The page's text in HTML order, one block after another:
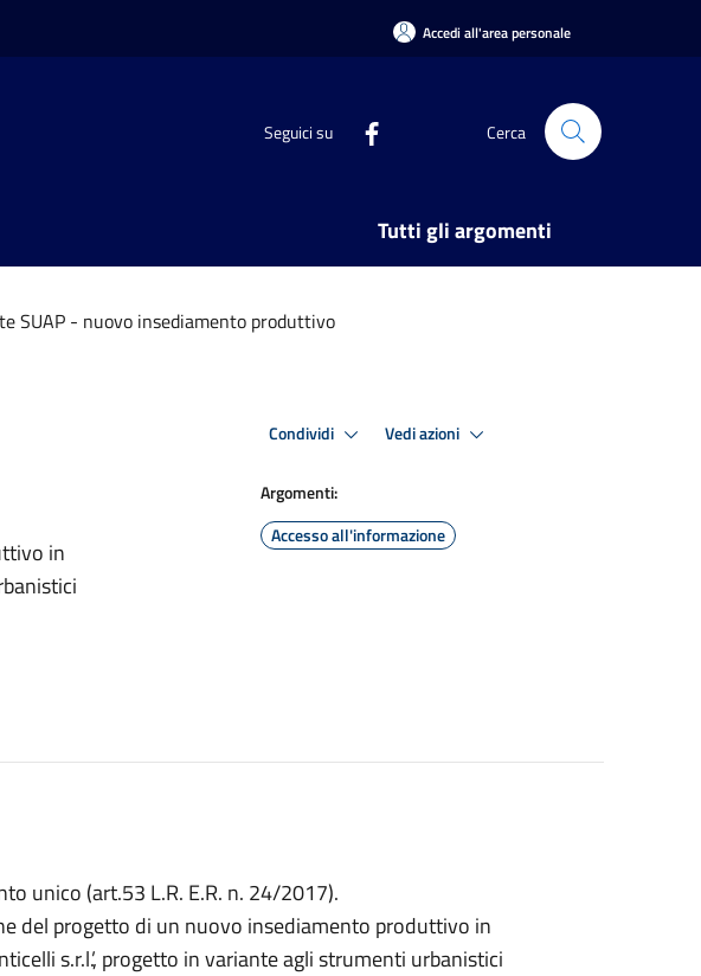
Accedi all'area personale
Seguici su Cerca
Tutti gli argomenti
SUAP - nuovo insediamento produttivo
in
Condividi Vedi azioni
Argomenti:
Accesso all'informazione
unico (art.53 L.R. E.R. n. 24/2017).
del progetto di un nuovo insediamento produttivo in
s.r.l.’, progetto in variante agli strumenti urbanistici